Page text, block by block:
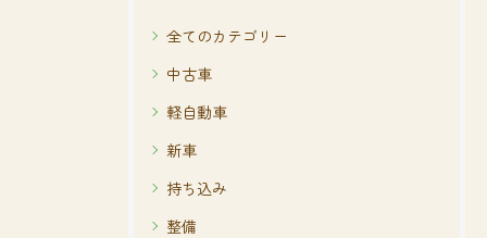
全てのカテゴリー
中古車
軽自動車
新車
持ち込み
整備